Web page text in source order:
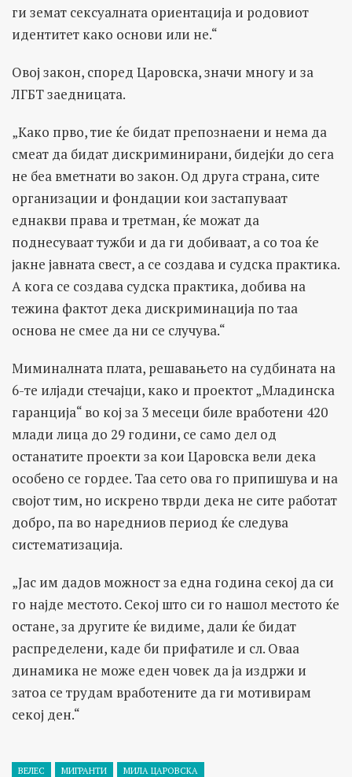
ги земат сексуалната ориентација и родовиот
идентитет како основи или не.“
Овој закон, според Царовска, значи многу и за
ЛГБТ заедницата.
„Како прво, тие ќе бидат препознаени и нема да
смеат да бидат дискриминирани, бидејќи до сега
не беа вметнати во закон. Од друга страна, сите
организации и фондации кои застапуваат
еднакви права и третман, ќе можат да
поднесуваат тужби и да ги добиваат, а со тоа ќе
јакне јавната свест, а се создава и судска практика.
А кога се создава судска практика, добива на
тежина фактот дека дискриминација по таа
основа не смее да ни се случува.“
Миминалната плата, решавањето на судбината на
6-те илјади стечајци, како и проектот „Младинска
гаранција“ во кој за 3 месеци биле вработени 420
млади лица до 29 години, се само дел од
останатите проекти за кои Царовска вели дека
особено се гордее. Таа сето ова го припишува и на
својот тим, но искрено тврди дека не сите работат
добро, па во наредниов период ќе следува
систематизација.
„Јас им дадов можност за една година секој да си
го најде местото. Секој што си го нашол местото ќе
остане, за другите ќе видиме, дали ќе бидат
распределени, каде би прифатиле и сл. Оваа
динамика не може еден човек да ја издржи и
затоа се трудам вработените да ги мотивирам
секој ден.“
ВЕЛЕС МИГРАНТИ
МИЛА ЦАРОВСКА